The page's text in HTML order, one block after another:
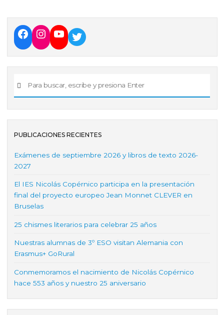
o
k
p
r
PUBLICACIONES RECIENTES
Exámenes de septiembre 2026 y libros de texto 2026-
2027
El IES Nicolás Copérnico participa en la presentación
final del proyecto europeo Jean Monnet CLEVER en
Bruselas
25 chismes literarios para celebrar 25 años
Nuestras alumnas de 3º ESO visitan Alemania con
Erasmus+ GoRural
Conmemoramos el nacimiento de Nicolás Copérnico
hace 553 años y nuestro 25 aniversario